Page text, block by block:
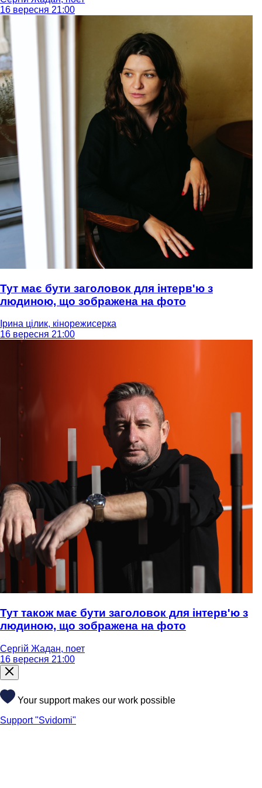
16 вересня 21:00
Тут має бути заголовок для інтерв'ю з
людиною, що зображена на фото
Ірина цілик, кінорежисерка
16 вересня 21:00
Тут також має бути заголовок для інтерв'ю з
людиною, що зображена на фото
Сергій Жадан, поет
16 вересня 21:00
Your support makes our work possible
Support "Svidomi"